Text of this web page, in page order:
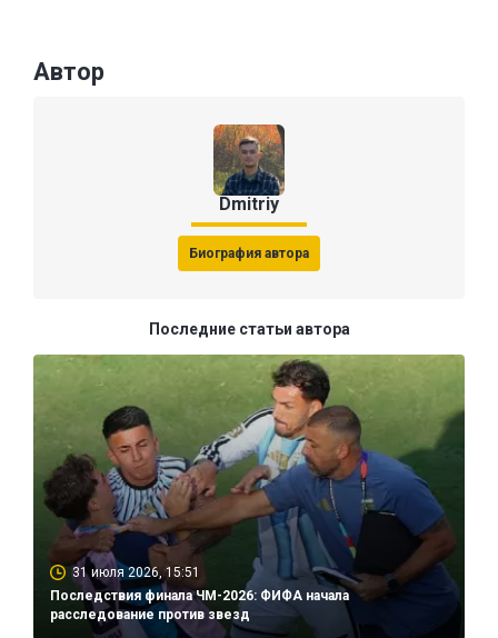
Автор
Dmitriy
Биография автора
Последние статьи автора
31 июля 2026, 15:51
Последствия финала ЧМ-2026: ФИФА начала
расследование против звезд